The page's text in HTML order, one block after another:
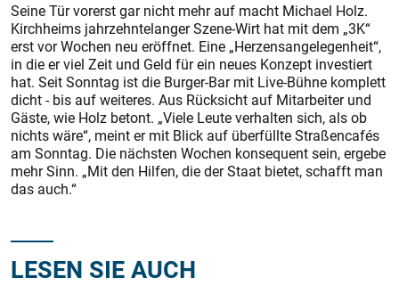
Seine Tür vorerst gar nicht mehr auf macht Michael Holz.
Kirchheims jahrzehntelanger Szene-Wirt hat mit dem „3K“
erst vor Wochen neu eröffnet. Eine „Herzensangelegenheit“,
in die er viel Zeit und Geld für ein neues Konzept investiert
hat. Seit Sonntag ist die Burger-Bar mit Live-Bühne komplett
dicht - bis auf weiteres. Aus Rücksicht auf Mitarbeiter und
Gäste, wie Holz betont. „Viele Leute verhalten sich, als ob
nichts wäre“, meint er mit Blick auf überfüllte Straßencafés
am Sonntag. Die nächsten Wochen konsequent sein, ergebe
mehr Sinn. „Mit den Hilfen, die der Staat bietet, schafft man
das auch.“
LESEN SIE AUCH